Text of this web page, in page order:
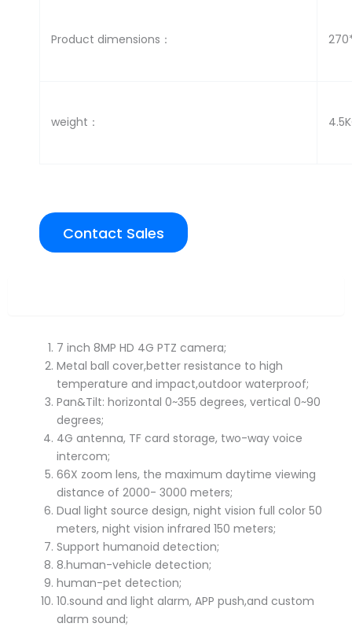
Product dimensions：
weight：
Contact Sales
7 inch 8MP HD 4G PTZ camera;
Metal ball cover,better resistance to high
temperature and impact,outdoor waterproof;
Pan&Tilt: horizontal 0~355 degrees, vertical 0~90
degrees;
4G antenna, TF card storage, two-way voice
intercom;
66X zoom lens, the maximum daytime viewing
distance of 2000- 3000 meters;
Dual light source design, night vision full color 50
meters, night vision infrared 150 meters;
Support humanoid detection;
8.human-vehicle detection;
human-pet detection;
10.sound and light alarm, APP push,and custom
alarm sound;